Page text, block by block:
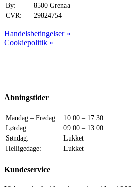
By:
8500 Grenaa
CVR:
29824754
Handelsbetingelser »
Cookiepolitik »
Åbningstider
Mandag – Fredag:
10.00 – 17.30
Lørdag:
09.00 – 13.00
Søndag:
Lukket
Helligedage:
Lukket
Kundeservice